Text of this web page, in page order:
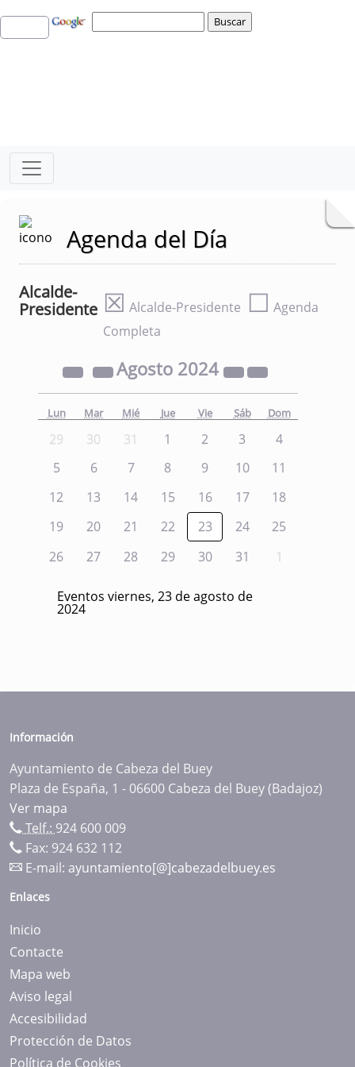
Agenda del Día
Alcalde-
Presidente ☒ Alcalde-Presidente ☐ Agenda
Completa
Agosto 2024
Lun Mar Mié Jue Vie Sáb Dom
29 30 31 1 2 3
4
5
6 7 8 9 10
11
12
13 14 15 16 17
18
19
20 21 22 23 24
25
26
27 28 29 30 31 1
Eventos viernes, 23 de agosto de
2024
Información
Ayuntamiento de Cabeza del Buey
Plaza de España, 1 - 06600 Cabeza del Buey (Badajoz)
Ver mapa
Telf.: 924 600 009
Fax: 924 632 112
E-mail: ayuntamiento[@]cabezadelbuey.es
Enlaces
Inicio
Contacte
Mapa web
Aviso legal
Accesibilidad
Protección de Datos
Política de Cookies